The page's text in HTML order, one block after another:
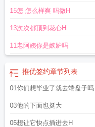
15怎 怎么样爽 吗微H
13次次都顶到花心H
11老阿姨你是嫉妒吗
推优签约章节列表
01你们想毕业了就去端盘子吗
03他的下面也挺大
05想让它快点插进去H